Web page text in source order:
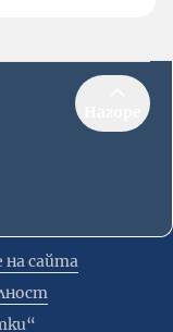
на сайта